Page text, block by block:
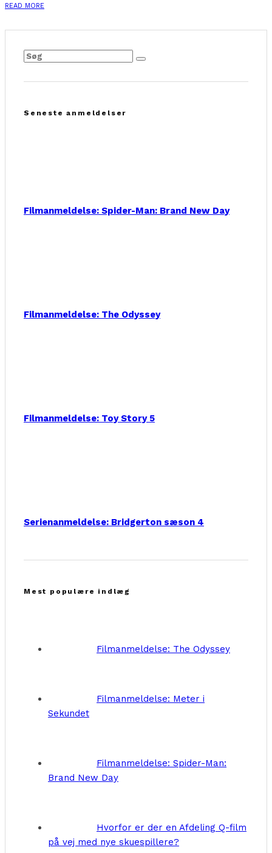
READ MORE
Seneste anmeldelser
Filmanmeldelse: Spider-Man: Brand New Day
Filmanmeldelse: The Odyssey
Filmanmeldelse: Toy Story 5
Serienanmeldelse: Bridgerton sæson 4
Mest populære indlæg
Filmanmeldelse: The Odyssey
Filmanmeldelse: Meter i
Sekundet
Filmanmeldelse: Spider-Man:
Brand New Day
Hvorfor er der en Afdeling Q-film
på vej med nye skuespillere?